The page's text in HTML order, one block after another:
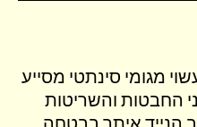
מגומי סינתטי מסייע
החבטות והשריטות